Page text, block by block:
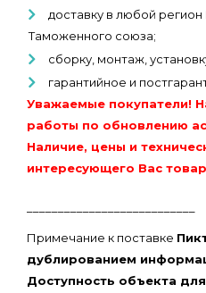
доставку в любой
Таможенного союза;
сборку, монтаж,
гарантийное и
Уважаемые покупатели!
работы по обновлению
Наличие, цены и
интересующего Вас
Примечание к поставке
дублированием
Доступность объекта